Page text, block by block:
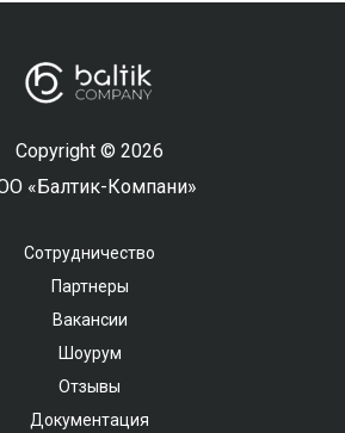
Copyright © 2026
«Балтик-Компани»
Сотрудничество
Партнеры
Вакансии
Шоурум
Отзывы
Документация